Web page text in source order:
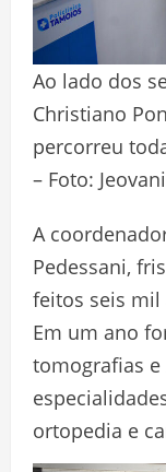
Ao lado dos
Christiano
percorreu
– Foto:
A
Pedessani,
feitos seis
Em um ano
tomografias e
ortopedia e